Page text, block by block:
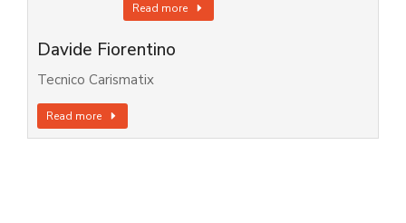
Read more
Davide Fiorentino
Tecnico Carismatix
Read more